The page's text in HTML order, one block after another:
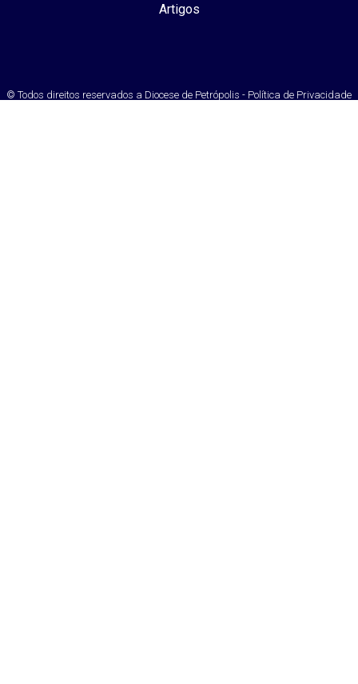
Artigos
© Todos direitos reservados a Diocese de Petrópolis - Política de Privacidade